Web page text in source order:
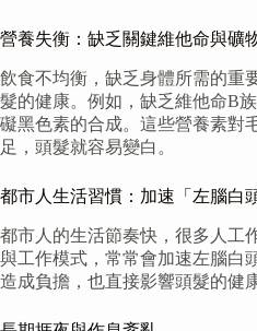
營養失衡：缺乏關鍵維他命與礦
飲食不均衡，缺乏身體所需的重
髮的健康。例如，缺乏維他命B
礙黑色素的合成。這些營養素對
足，頭髮就容易變白。
都市人生活習慣：加速「左腦白
都市人的生活節奏快，很多人工
與工作模式，常常會加速左腦白
造成負擔，也直接影響頭髮的健康